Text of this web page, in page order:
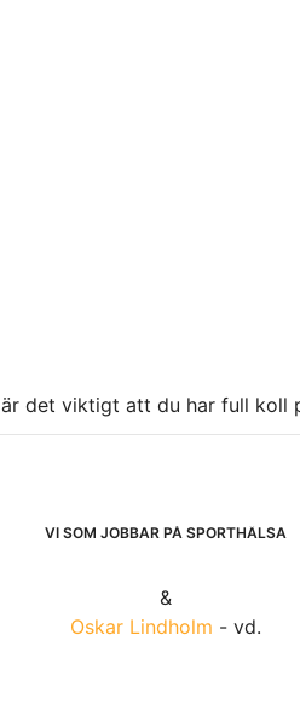
är det viktigt att du har full koll
VI SOM JOBBAR PÅ SPORTHÄLSA
&
Oskar Lindholm - vd.